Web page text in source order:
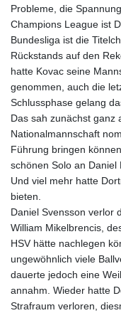
Probleme, die
Champions League ist
Bundesliga ist die
Rückstands auf den
hatte Kovac seine
genommen, auch die
Schlussphase gelang
Das sah zunächst ganz
Nationalmannschaft
Führung bringen
schönen Solo an Daniel
Und viel mehr hatte
bieten.
Daniel Svensson verlor
William Mikelbrencis,
HSV hätte nachlegen
ungewöhnlich viele
dauerte jedoch eine
annahm. Wieder hatte
Strafraum verloren,